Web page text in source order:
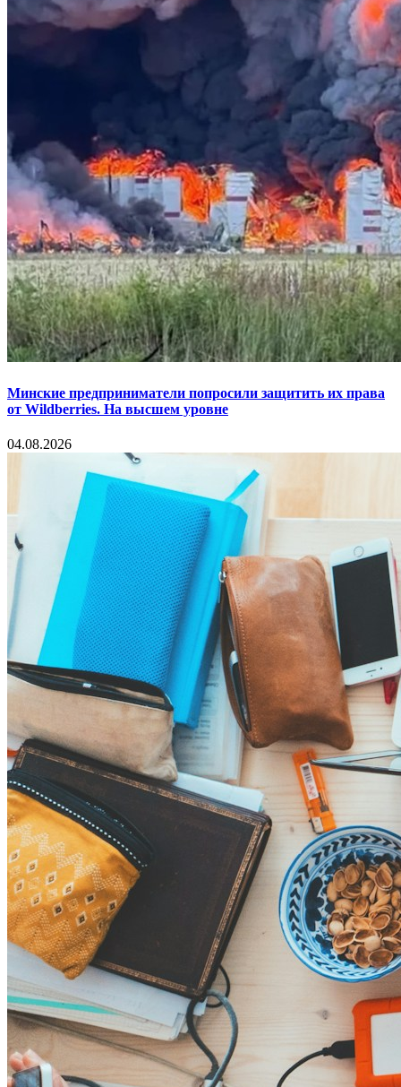
Минские предприниматели попросили защитить их права
от Wildberries. На высшем уровне
04.08.2026